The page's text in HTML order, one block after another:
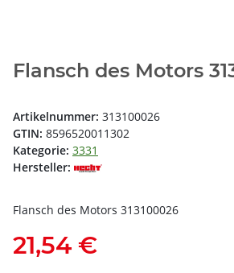
Flansch des Motors
Artikelnummer: 313100026
GTIN: 8596520011302
Kategorie: 3331
Hersteller:
Flansch des Motors 313100026
21,54 €